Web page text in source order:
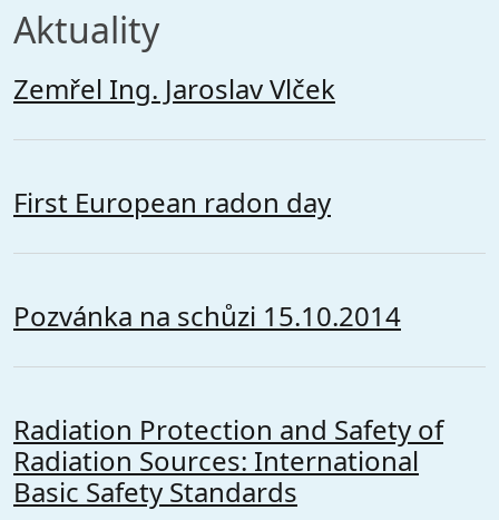
Aktuality
Zemřel Ing. Jaroslav Vlček
First European radon day
Pozvánka na schůzi 15.10.2014
Radiation Protection and Safety of
Radiation Sources: International
Basic Safety Standards